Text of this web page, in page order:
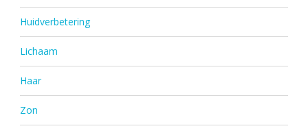
Huidverbetering
Lichaam
Haar
Zon